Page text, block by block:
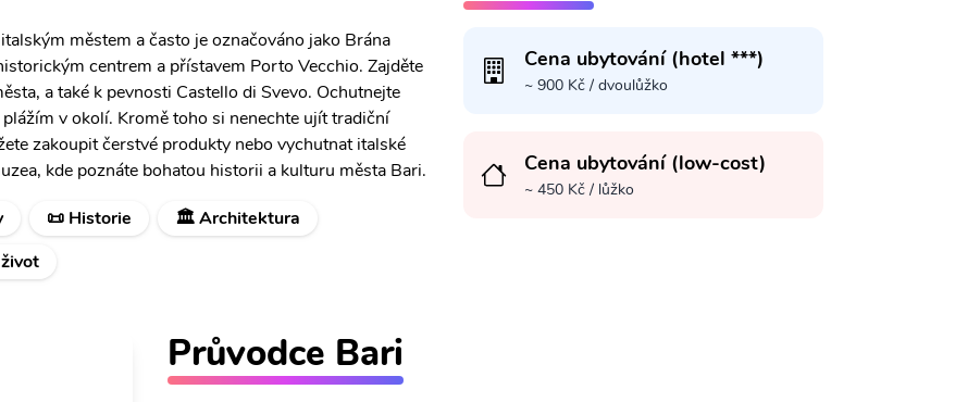
městem a často je označováno jako Brána
centrem a přístavem Porto Vecchio. Zajděte
a také k pevnosti Castello di Svevo. Ochutnejte
v okolí. Kromě toho si nenechte ujít tradiční
zakoupit čerstvé produkty nebo vychutnat italské
kde poznáte bohatou historii a kulturu města Bari.
📜 Historie
🏛️ Architektura
Cena ubytování (hotel ***)
~ 900 Kč / dvoulůžko
Cena ubytování (low-cost)
~ 450 Kč / lůžko
Průvodce Bari